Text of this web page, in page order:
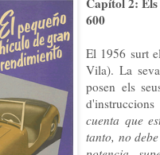
600
El 1956 surt
Vila). La
posen els
cuenta que
tanto, no